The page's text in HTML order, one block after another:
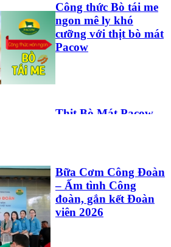
Công thức Bò tái me
ngon mê ly khó
cưỡng với thịt bò mát
Pacow
Thịt Bò Mát Pacow
Nhà
Công Thức Làm Pate
Bữa Cơm Công Đoàn
– Ấm tình Công
đoàn, gắn kết Đoàn
viên 2026